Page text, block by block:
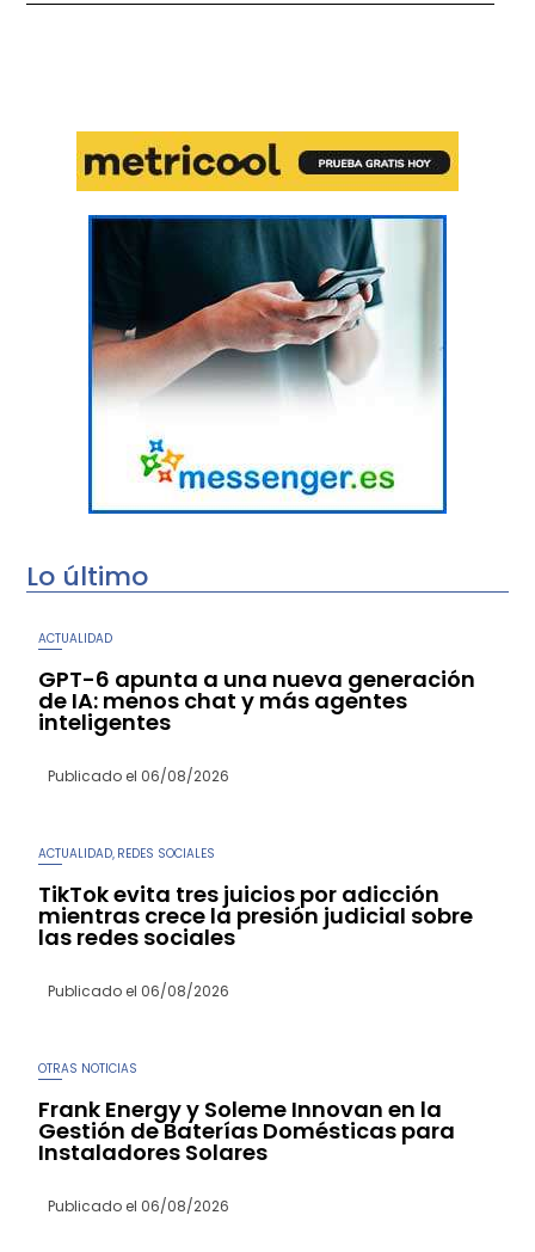
Lo último
ACTUALIDAD
GPT-6 apunta a una nueva generación
de IA: menos chat y más agentes
inteligentes
Publicado el 06/08/2026
ACTUALIDAD REDES SOCIALES
TikTok evita tres juicios por adicción
mientras crece la presión judicial sobre
las redes sociales
Publicado el 06/08/2026
OTRAS NOTICIAS
Frank Energy y Soleme Innovan en la
Gestión de Baterías Domésticas para
Instaladores Solares
Publicado el 06/08/2026